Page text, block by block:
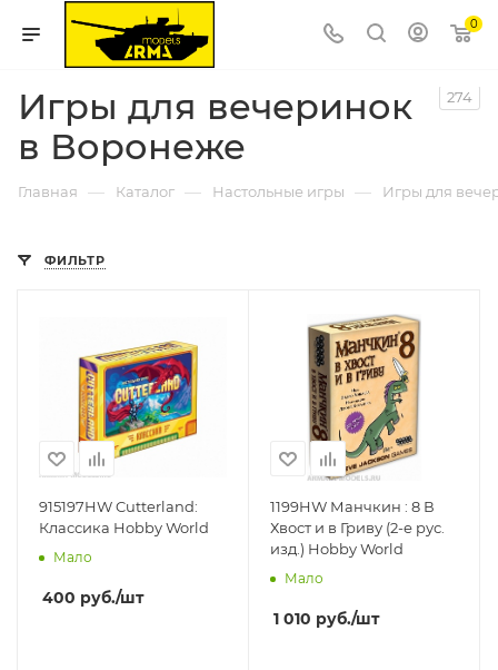
0
Игры для вечеринок
в Воронеже
274
Главная — Каталог — Настольные игры — Игры для
ФИЛЬТР
915197HW Cutterland:
Классика Hobby World
Мало
400 руб./шт
1199HW Манчкин : 8 В
Хвост и в Гриву (2-е рус.
изд.) Hobby World
Мало
1 010 руб./шт